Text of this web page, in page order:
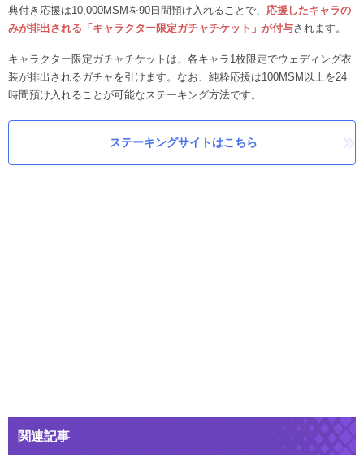
典付き応援は10,000MSMを90日間預け入れることで、 応援したキャラの
みが排出される「キャラクター限定ガチャチケット」が付与されます。
キャラクター限定ガチャチケットは、各キャラ1枚限定でウェディング衣
装が排出されるガチャを引けます。なお、純粋応援は100MSM以上を24
時間預け入れることが可能なステーキング方法です。
ステーキングサイトはこちら
関連記事